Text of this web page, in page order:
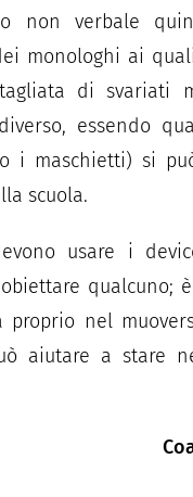
non verbale
monologhi ai
di svariati
essendo
i maschietti) si
scuola.
usare i
qualcuno;
proprio nel
aiutare a stare